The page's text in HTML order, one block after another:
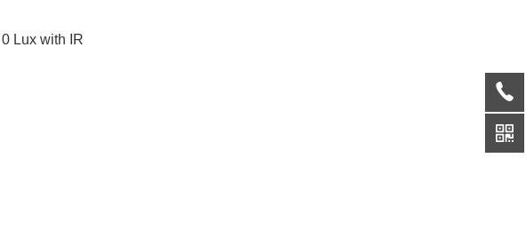
Lux with IR